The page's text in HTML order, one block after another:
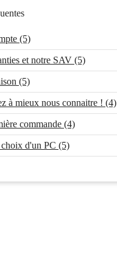
(5)
et notre SAV (5)
(5)
à mieux nous connaitre ! (4)
commande (4)
d'un PC (5)